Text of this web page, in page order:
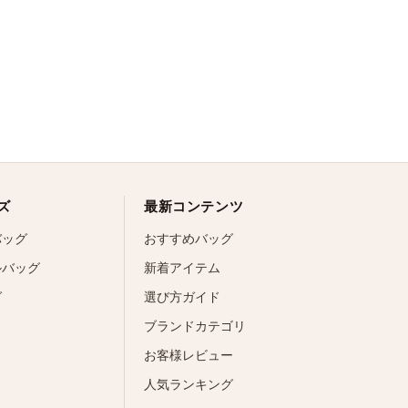
グ
ッグ
最新コンテンツ
おすすめバッグ
新着アイテム
選び方ガイド
ブランドカテゴリ
お客様レビュー
人気ランキング